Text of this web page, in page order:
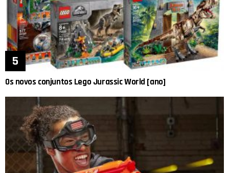
Os novos conjuntos Lego Jurassic World [ano]